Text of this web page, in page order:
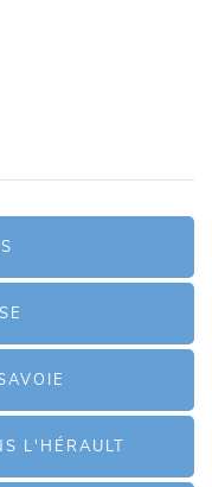
L'HÉRAULT